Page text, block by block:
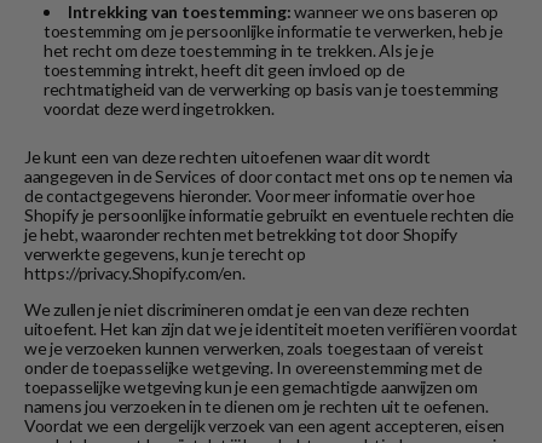
Intrekking van toestemming:wanneer we ons baseren op
toestemming om je persoonlijke informatie te verwerken, heb je
het recht om deze toestemming in te trekken. Als je je
toestemming intrekt, heeft dit geen invloed op de
rechtmatigheid van de verwerking op basis van je toestemming
voordat deze werd ingetrokken.
Je kunt een van deze rechten uitoefenen waar dit wordt
aangegeven in de Services of door contact met ons op te nemen via
de contactgegevens hieronder. Voor meer informatie over hoe
Shopify je persoonlijke informatie gebruikt en eventuele rechten die
je hebt, waaronder rechten met betrekking tot door Shopify
verwerkte gegevens, kun je terecht op
https://privacy.Shopify.com/en.
We zullen je niet discrimineren omdat je een van deze rechten
uitoefent. Het kan zijn dat we je identiteit moeten verifiëren voordat
we je verzoeken kunnen verwerken, zoals toegestaan of vereist
onder de toepasselijke wetgeving. In overeenstemming met de
toepasselijke wetgeving kun je een gemachtigde aanwijzen om
namens jou verzoeken in te dienen om je rechten uit te oefenen.
Voordat we een dergelijk verzoek van een agent accepteren, eisen